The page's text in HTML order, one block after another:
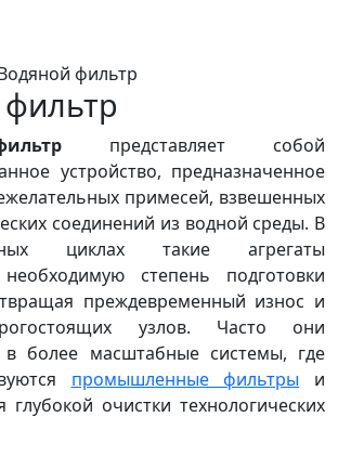
фильтр
представляет собой
устройство, предназначенное
примесей, взвешенных
соединений из водной среды. В
циклах такие агрегаты
степень подготовки
преждевременный износ и
узлов. Часто они
в более масштабные системы, где
промышленные фильтры и
глубокой очистки технологических